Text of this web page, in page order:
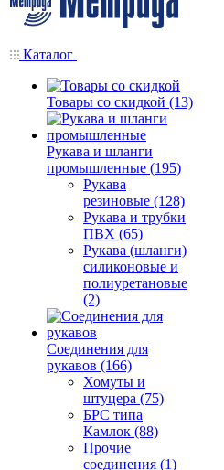
Каталог
Товары со скидкой (13)
Рукава и шланги
промышленные (195)
Рукава
резиновые (128)
Рукава и трубки
ПВХ (65)
Рукава (шланги)
силиконовые и
полиуретановые
(2)
Соединения для
рукавов (166)
Хомуты и
штуцера (75)
БРС типа
Камлок (88)
Прочие
соединения (1)